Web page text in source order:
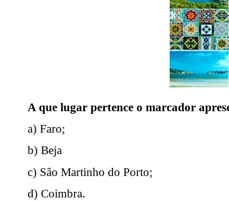
A que lugar pertence o marcador
a) Faro;
b) Beja
c) São Martinho do Porto;
d) Coimbra.